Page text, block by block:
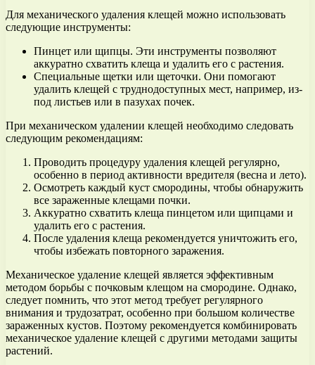
Для механического удаления клещей можно использовать
следующие инструменты:
Пинцет или щипцы. Эти инструменты позволяют
аккуратно схватить клеща и удалить его с растения.
Специальные щетки или щеточки. Они помогают
удалить клещей с труднодоступных мест, например, из-
под листьев или в пазухах почек.
При механическом удалении клещей необходимо следовать
следующим рекомендациям:
Проводить процедуру удаления клещей регулярно,
особенно в период активности вредителя (весна и лето).
Осмотреть каждый куст смородины, чтобы обнаружить
все зараженные клещами почки.
Аккуратно схватить клеща пинцетом или щипцами и
удалить его с растения.
После удаления клеща рекомендуется уничтожить его,
чтобы избежать повторного заражения.
Механическое удаление клещей является эффективным
методом борьбы с почковым клещом на смородине. Однако,
следует помнить, что этот метод требует регулярного
внимания и трудозатрат, особенно при большом количестве
зараженных кустов. Поэтому рекомендуется комбинировать
механическое удаление клещей с другими методами защиты
растений.